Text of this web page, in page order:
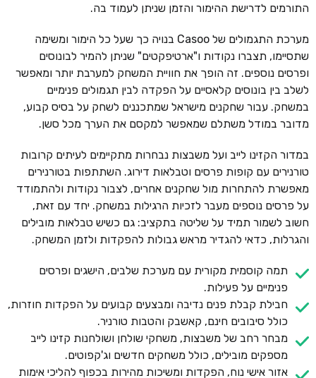
התורמים לדרישת ההימור והזמן שניתן לעמוד בה.
מערכת התגמולים של Casoo בנויה כך שעל כל הימור ומשימה
שתסיימו, תצברו נקודות ו"ארטיפקטים" שניתן להמיר לבונוסים
ופרסים נוספים. זה הופך את חוויית המשחק למערבת יותר ומאפשר
לשלב בין בונוסים קלאסיים על הפקדה לבין תגמולים פנימיים
במשחק. עבור שחקנים מישראל שמתכננים לשחק על בסיס קבוע,
מדובר במודל משתלם שמאפשר למקסם את הערך מכל סשן.
במדור הקזינו לייב ועל משבצות נבחרות מתקיימים לעיתים קרובות
טורנירים עם קופות פרסים וטבלאות דירוג. השתתפות בטורנירים
מאפשרת להתחרות מול שחקנים אחרים, לצבור נקודות ולהתמודד
על פרסים נוספים מעבר לזכיות הרגילות במשחק. יחד עם זאת,
חשוב לשמור תמיד על שליטה בתקציב: גם כשיש טבלאות מובילים
והגרלות, כדאי להגדיר מראש גבולות להפקדות ולזמן המשחק.
תמה קוסמית מקורית עם מערכת שלבים, הישגים ופרסים
פנימיים על פעילות.
חבילת קבלת פנים נדיבה ומבצעים קבועים על הפקדות חוזרות,
כולל סיבובים חינם, קאשבק והטבות טורניר.
מבחר רחב של משבצות, משחקי שולחן ושולחנות קזינו לייב
מספקים מובילים, כולל משחקים חדשים וג'קפוטים.
אזור אישי נוח, הפקדות ומשיכות מהירות בכפוף להליכי אימות